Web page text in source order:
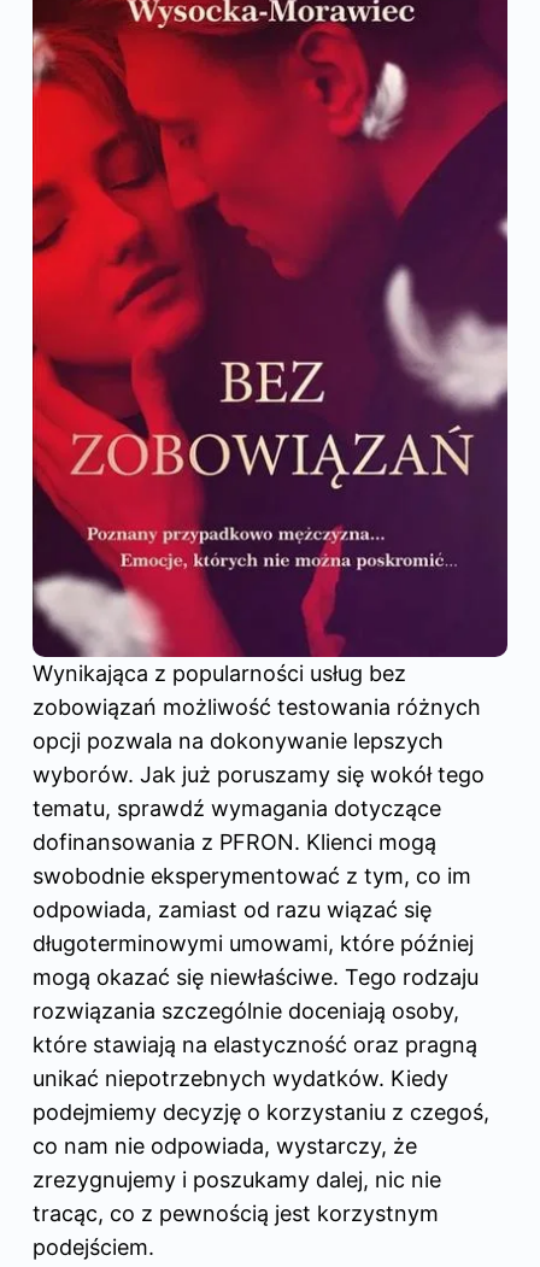
Wynikająca z popularności usług bez
zobowiązań możliwość testowania różnych
opcji pozwala na dokonywanie lepszych
wyborów. Jak już poruszamy się wokół tego
tematu, sprawdź wymagania dotyczące
dofinansowania z PFRON. Klienci mogą
swobodnie eksperymentować z tym, co im
odpowiada, zamiast od razu wiązać się
długoterminowymi umowami, które później
mogą okazać się niewłaściwe. Tego rodzaju
rozwiązania szczególnie doceniają osoby,
które stawiają na elastyczność oraz pragną
unikać niepotrzebnych wydatków. Kiedy
podejmiemy decyzję o korzystaniu z czegoś,
co nam nie odpowiada, wystarczy, że
zrezygnujemy i poszukamy dalej, nic nie
tracąc, co z pewnością jest korzystnym
podejściem.